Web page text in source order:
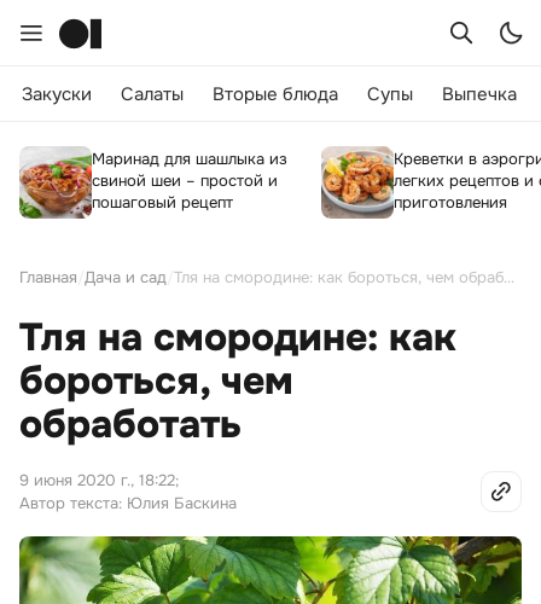
Закуски Салаты Вторые блюда Супы Выпечка
Маринад для шашлыка из
свиной шеи – простой и
пошаговый рецепт
Креветки в
легких рецептов и
приготовления
Главная Дача и сад Тля на смородине: как бороться, чем обработать
Тля на смородине: как
бороться, чем
обработать
9 июня 2020 г., 18:22;
Автор текста: Юлия Баскина